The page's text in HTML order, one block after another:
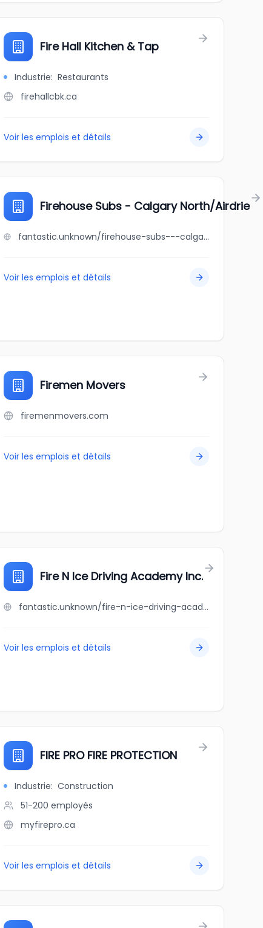
Fire Hall Kitchen & Tap
Industrie: Restaurants
firehallcbk.ca
Voir les emplois et détails
Firehouse Subs - Calgary North/Airdrie
fantastic.unknown/firehouse-subs---calgary-north-airdrie
Voir les emplois et détails
Firemen Movers
firemenmovers.com
Voir les emplois et détails
Fire N Ice Driving Academy Inc.
fantastic.unknown/fire-n-ice-driving-academy-inc
Voir les emplois et détails
FIRE PRO FIRE PROTECTION
Industrie: Construction
51-200 employés
myfirepro.ca
Voir les emplois et détails